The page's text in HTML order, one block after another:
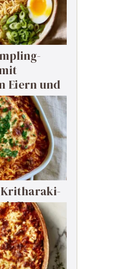
Eiern und
Feta